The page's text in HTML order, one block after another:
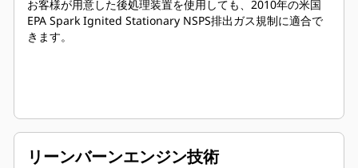
お客様が用意した後処理装置を使用しても、2010年の米国
EPA Spark Ignited Stationary NSPS排出ガス規制に適合で
きます。
リーンバーンエンジン技術